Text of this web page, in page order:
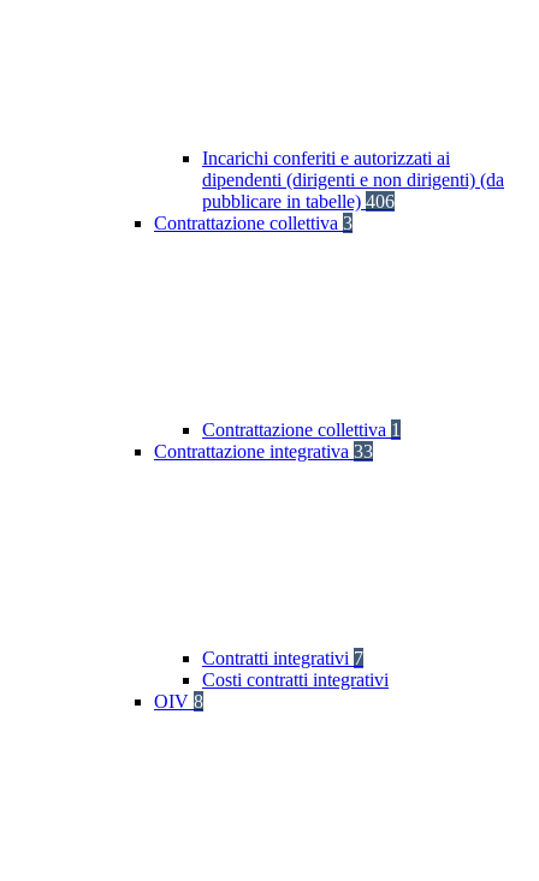
Incarichi conferiti e autorizzati ai
dipendenti (dirigenti e non dirigenti) (da
pubblicare in tabelle) 406
Contrattazione collettiva 3
Contrattazione collettiva 1
Contrattazione integrativa 33
Contratti integrativi 7
Costi contratti integrativi
OIV 8